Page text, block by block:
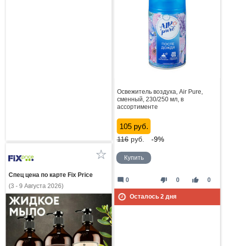
Освежитель воздуха, Air Pure,
сменный, 230/250 мл, в
ассортименте
105 руб.
116руб. -9%
Купить
thumb_down 0 thumb_up 0
mode_comment 0
Осталось 2дня
Спец цена по карте Fix Price
(3 - 9 Августа 2026)